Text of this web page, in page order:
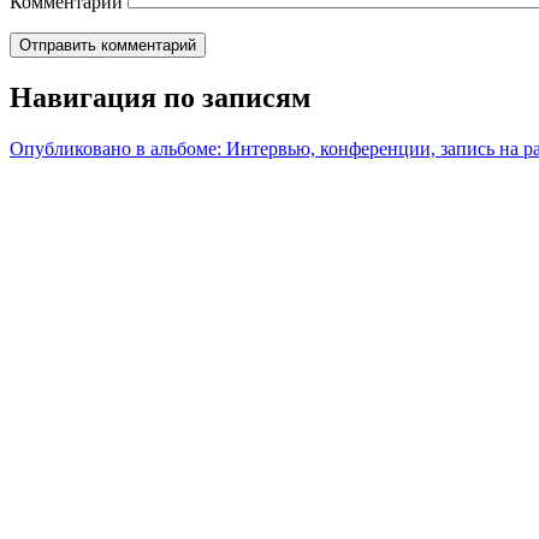
Навигация по записям
Опубликовано в альбоме: Интервью, конференции, запись на